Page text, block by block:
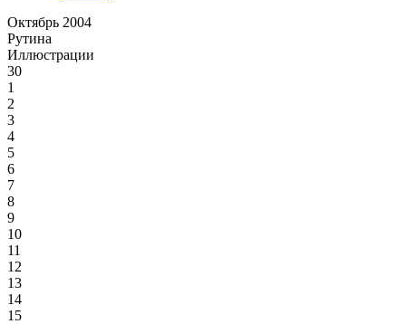
Октябрь 2004
Рутина
Иллюстрации
30
1
2
3
4
5
6
7
8
9
10
11
12
13
14
15